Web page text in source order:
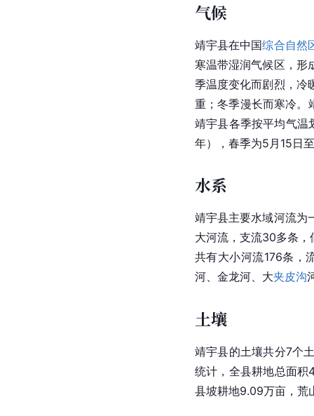
气候
靖宇县在中国综合自然
寒温带湿润气候区，形
季温度变化而剧烈，冷
重；冬季漫长而寒冷。
靖宇县各季按平均气
年），春季为5月15日
水系
靖宇县主要水域河流为
大河流，支流30多条，
共有大小河流176条，
河、金龙河、大夹皮沟
土壤
靖宇县的土壤共分7个
统计，全县耕地总面积
县坡耕地9.09万亩，荒